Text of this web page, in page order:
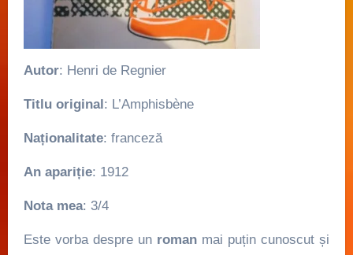
Autor: Henri de Regnier
Titlu original : L’Amphisbène
Naționalitate: franceză
An apariție: 1912
Nota mea: 3/4
Este vorba despre un roman mai puțin cunoscut și